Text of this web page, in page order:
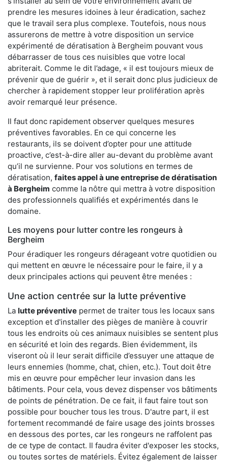
prendre les mesures idoines à leur éradication, sachez
que le travail sera plus complexe. Toutefois, nous nous
assurerons de mettre à votre disposition un service
expérimenté de dératisation à Bergheim pouvant vous
débarrasser de tous ces nuisibles que votre local
abriterait. Comme le dit l’adage, « il est toujours mieux de
prévenir que de guérir », et il serait donc plus judicieux de
chercher à rapidement stopper leur prolifération après
avoir remarqué leur présence.
Il faut donc rapidement observer quelques mesures
préventives favorables. En ce qui concerne les
restaurants, ils se doivent d’opter pour une attitude
proactive, c’est-à-dire aller au-devant du problème avant
qu’il ne survienne. Pour vos solutions en termes de
dératisation, faites appel à une entreprise de dératisation
à Bergheim comme la nôtre qui mettra à votre disposition
des professionnels qualifiés et expérimentés dans le
domaine.
Les moyens pour lutter contre les rongeurs à
Bergheim
Pour éradiquer les rongeurs dérageant votre quotidien ou
qui mettent en œuvre le nécessaire pour le faire, il y a
deux principales actions qui peuvent être menées :
Une action centrée sur la lutte préventive
La lutte préventive permet de traiter tous les locaux sans
exception et d'installer des pièges de manière à couvrir
tous les endroits où ces animaux nuisibles se sentent plus
en sécurité et loin des regards. Bien évidemment, ils
viseront où il leur serait difficile d’essuyer une attaque de
leurs ennemies (homme, chat, chien, etc.). Tout doit être
mis en œuvre pour empêcher leur invasion dans les
bâtiments. Pour cela, vous devez dispenser vos bâtiments
de points de pénétration. De ce fait, il faut faire tout son
possible pour boucher tous les trous. D'autre part, il est
fortement recommandé de faire usage des joints brosses
en dessous des portes, car les rongeurs ne raffolent pas
de ce type de contact. Il faudra éviter d'exposer les stocks,
ou toutes sortes de matériels. Évitez également de laisser